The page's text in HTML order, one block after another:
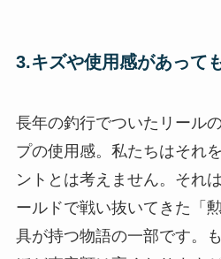
3.キズや使用感があって
長年の釣行でついたリール
プの使用感。私たちはそれ
ントとは考えません。それ
ールドで戦い抜いてきた「
具が持つ物語の一部です。